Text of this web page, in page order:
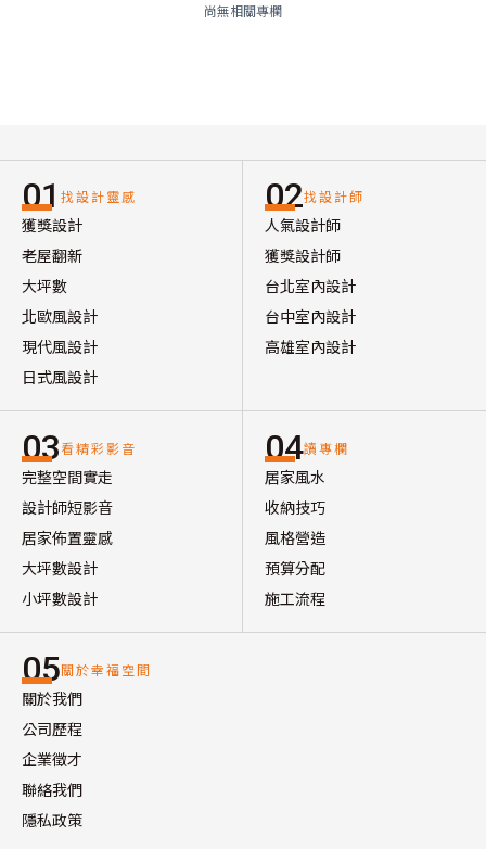
尚無相關專欄
01 找設計靈感
獲獎設計
老屋翻新
大坪數
北歐風設計
現代風設計
日式風設計
02找設計師
人氣設計師
獲獎設計師
台北室內設計
台中室內設計
高雄室內設計
03看精彩影音
完整空間實走
設計師短影音
居家佈置靈感
大坪數設計
小坪數設計
04讀專欄
居家風水
收納技巧
風格營造
預算分配
施工流程
05關於幸福空間
關於我們
公司歷程
企業徵才
聯絡我們
隱私政策